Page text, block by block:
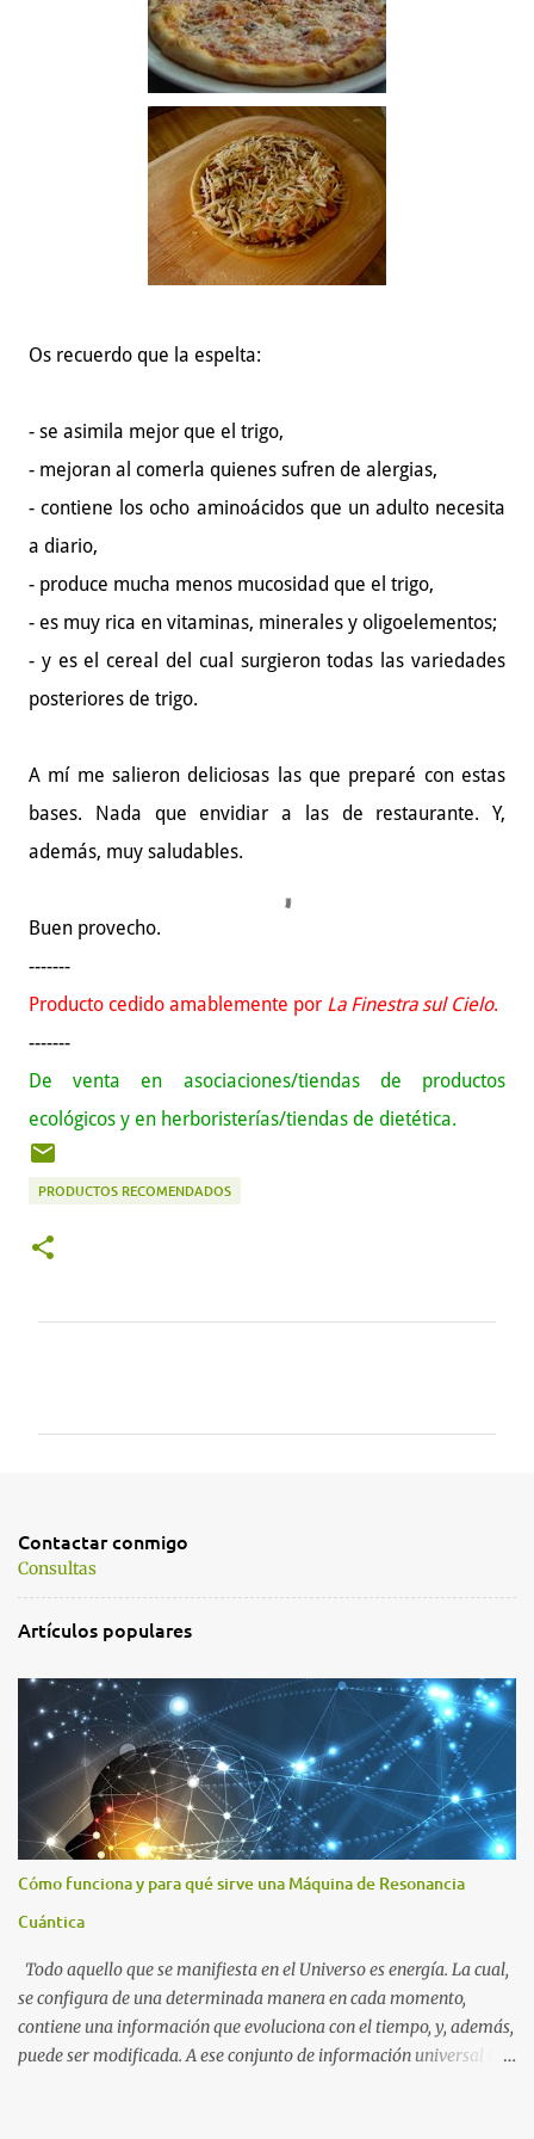
Os recuerdo que la espelta:
- se asimila mejor que el trigo,
- mejoran al comerla quienes sufren de alergias,
- contiene los ocho aminoácidos que un adulto necesita
a diario,
- produce mucha menos mucosidad que el trigo,
- es muy rica en vitaminas, minerales y oligoelementos;
- y es el cereal del cual surgieron todas las variedades
posteriores de trigo.
A mí me salieron deliciosas las que preparé con estas
bases. Nada que envidiar a las de restaurante. Y,
además, muy saludables.
Buen provecho.
-------
Producto cedido amablemente por La Finestra sul Cielo.
-------
De venta en asociaciones/tiendas de productos
ecológicos y en herboristerías/tiendas de dietética.
PRODUCTOS RECOMENDADOS
a
r
i
Contactar conmigo
Consultas
Artículos populares
Cómo funciona y para qué sirve una Máquina de Resonancia
Cuántica
Todo aquello que se manifiesta en el Universo es energía. La cual,
se configura de una determinada manera en cada momento,
contiene una información que evoluciona con el tiempo, y, además,
puede ser modificada. A ese conjunto de información universal lo